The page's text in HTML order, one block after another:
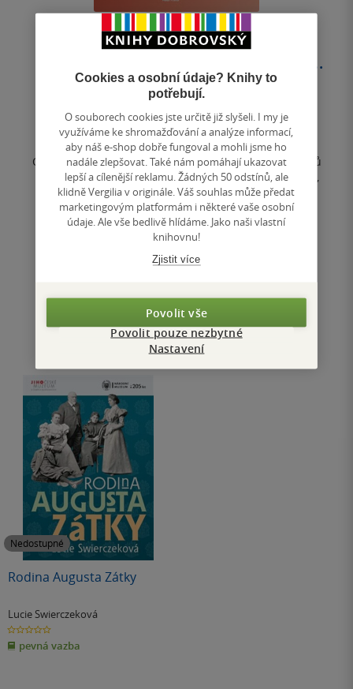
Móda pod olympijskými kruhy:
Nástupové oblečení od Athén až
po Rio
Lucie Swierczeková
z
5
hvězdiček
měkká vazba
Olympijské hry se od setkání několika stovek nadšenců
rozrostly v masový podnik, kde je třeba reprezentovat,
účastnit se mnoha...
349 Kč
Do košíku
Nedostupné
Rodina Augusta Zátky
Lucie Swierczeková
0.0
z
5
hvězdiček
pevná vazba
Cookies a osobní údaje? Knihy to
potřebují.
O souborech cookies jste určitě již slyšeli. I my je
využíváme ke shromažďování a analýze informací,
aby náš e-shop dobře fungoval a mohli jsme ho
nadále zlepšovat. Také nám pomáhají ukazovat
lepší a cílenější reklamu. Žádných 50 odstínů, ale
klidně Vergilia v originále. Váš souhlas může předat
marketingovým platformám i některé vaše osobní
údaje. Ale vše bedlivě hlídáme. Jako naši vlastní
knihovnu!
Zjistit více
Povolit vše
Povolit pouze nezbytné
Nastavení